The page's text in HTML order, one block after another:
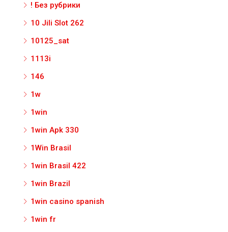
! Без рубрики
10 Jili Slot 262
10125_sat
1113i
146
1w
1win
1win Apk 330
1Win Brasil
1win Brasil 422
1win Brazil
1win casino spanish
1win fr